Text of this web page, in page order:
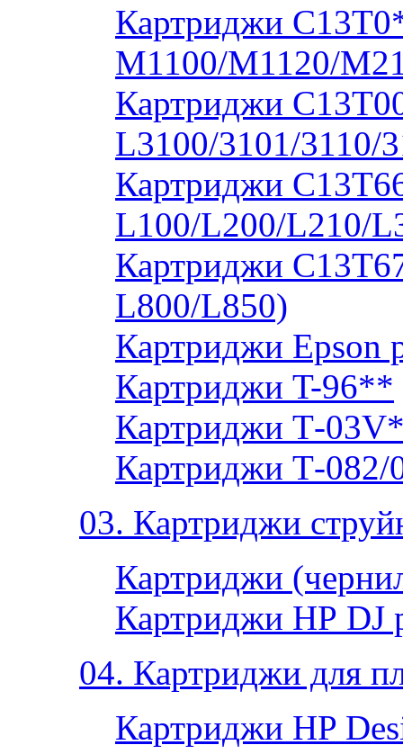
Картриджи
M1100/M1120/
Картриджи
L3100/3101/3110/
Картриджи
L100/L200/L210/
Картриджи
L800/L850)
Картриджи Epson
Картриджи T-96**
Картриджи Т-
Картриджи Т-
03. Картриджи
Картриджи
Картриджи НР DJ
04. Картриджи для
Картриджи HP